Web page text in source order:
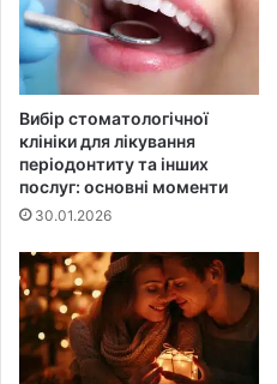
Вибір стоматологічної
клініки для лікування
періодонтиту та інших
послуг: основні моменти
30.01.2026